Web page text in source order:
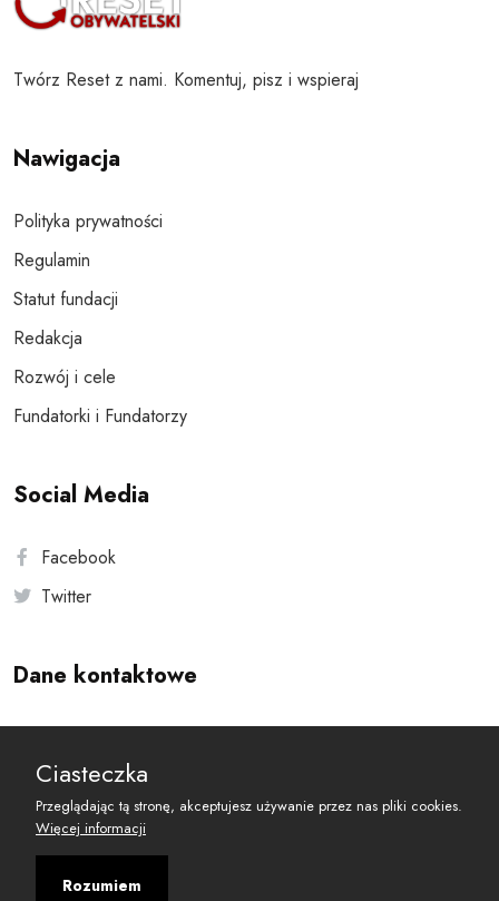
Twórz Reset z nami. Komentuj, pisz i wspieraj
Nawigacja
Polityka prywatności
Regulamin
Statut fundacji
Redakcja
Rozwój i cele
Fundatorki i Fundatorzy
Social Media
Facebook
Twitter
Dane kontaktowe
reset@resetobywatelski.pl
Ciasteczka
Przeglądając tą stronę, akceptujesz używanie przez nas pliki cookies.
Więcej informacji
Rozumiem